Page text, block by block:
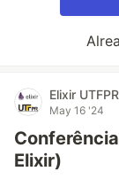
Elixir
May 16 '24
Elixir)